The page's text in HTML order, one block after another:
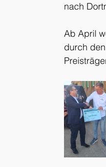
nach
Ab April
durch